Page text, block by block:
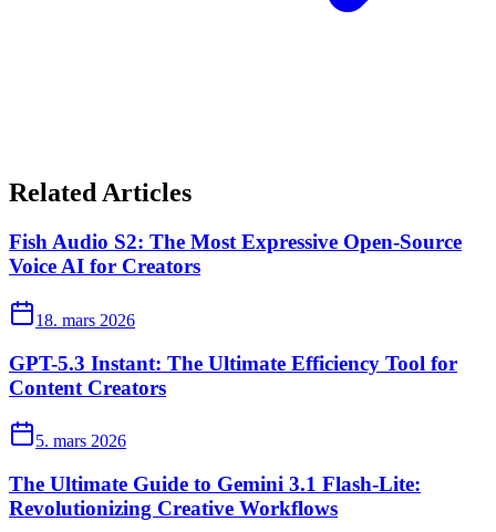
Related Articles
Fish Audio S2: The Most Expressive Open-Source
Voice AI for Creators
18. mars 2026
GPT-5.3 Instant: The Ultimate Efficiency Tool for
Content Creators
5. mars 2026
The Ultimate Guide to Gemini 3.1 Flash-Lite:
Revolutionizing Creative Workflows